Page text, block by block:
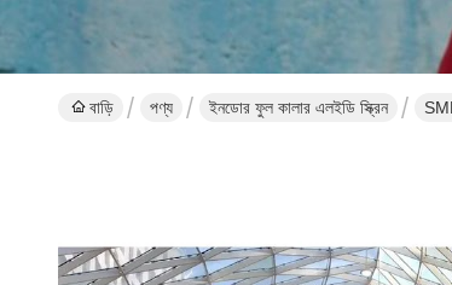
বাড়ি পণ্য ইনডোর ফুল কালার এলইডি স্ক্রিন